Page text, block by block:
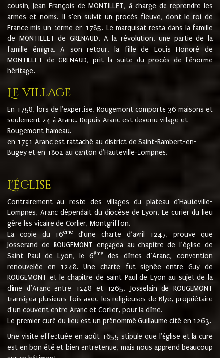
cousin, Jean François de MONTILLET, à charge de reprendre les
armes et noms. Il s'en suivit un procès fleuve, dont le roi de
France mis un terme en 1785. Le marquisat resta dans la famille
de MONTILLET de GRENAUD. A la révolution, une partie de la
famille émigra. A son retour, la fille de Louis Honoré de
MONTILLET de GRENAUD, prit la suite du procès de l'énorme
héritage.
Le village
En 1758, lors de l'expertise, Rougemont comporte 36 maisons et
seulement 24 à Aranc. Depuis Aranc est devenu village et
Rougemont hameau.
en 1791 Aranc est rattaché au district de Saint-Rambert-en-
Bugey et en 1802 au canton d'Hauteville-Lompnes.
L'église
Contrairement au reste des villages du plateau d'Hauteville-
Lompnes, Aranc dépendait du diocèse de Lyon. Le curier du lieu
gère les vicaire de Corlier, Montgriffon.
La copie du 16ème
d’une charte d’avril 1247, prouve que
Josserand de ROUGEMONT engagea au chapitre de l’église de
Saint Paul de Lyon, le 6èmedes dîmes d’Aranc, convention
renouvelée en 1248. Une charte fut signée entre Guy de
ROUGEMONT et le chapitre de saint Paul de Lyon au sujet de la
dîme d’Aranc entre 1248 et 1265. Josselain de ROUGEMONT
transigea plusieurs fois avec les religieuses de Blye, propriétaire
d'un couvent entre Aranc et Corlier, pour la dîme.
Le premier curé du lieu est un prénommé Guillaume cité en 1263.
Une visite effectuée en août 1655 stipule que l'église et la cure
est en bon été et bien entretenue, mais nous apprend beaucoup